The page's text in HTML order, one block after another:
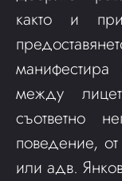
както и
между
съответно
поведениe,
или адв.